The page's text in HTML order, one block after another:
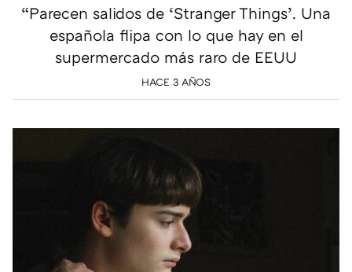
“Parecen salidos de ‘Stranger Things’. Una
española flipa con lo que hay en el
supermercado más raro de EEUU
HACE 3 AÑOS